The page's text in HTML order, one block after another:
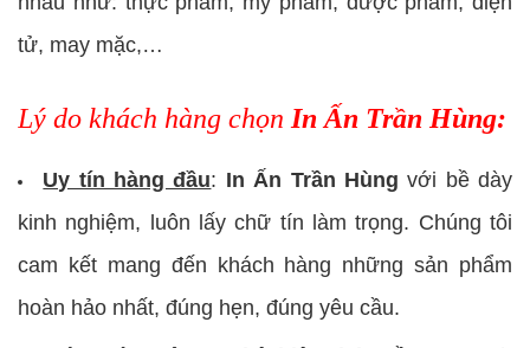
tử, may mặc,…
Lý do khách hàng chọn In Ấn Trần Hùng:
Uy tín hàng đầu: In Ấn Trần Hùngvới bề dày
kinh nghiệm, luôn lấy chữ tín làm trọng. Chúng tôi
cam kết mang đến khách hàng những sản phẩm
hoàn hảo nhất, đúng hẹn, đúng yêu cầu.